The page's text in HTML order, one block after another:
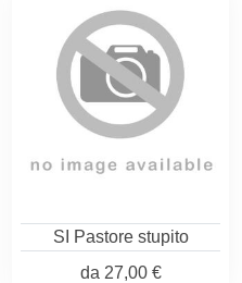
SI Pastore stupito
da 27,00 €